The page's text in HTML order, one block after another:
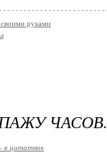
руками
ЧАСОВ.
в цитатник